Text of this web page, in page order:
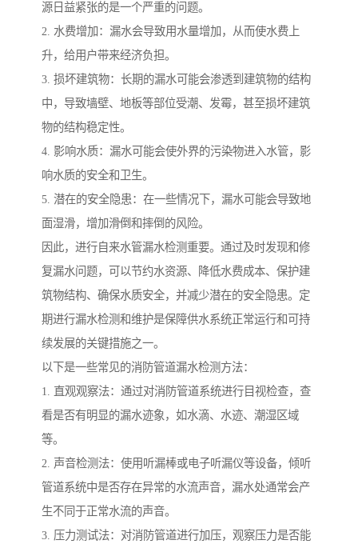
源日益紧张的是一个严重的问题。
2. 水费增加：漏水会导致用水量增加，从而使水费上
升，给用户带来经济负担。
3. 损坏建筑物：长期的漏水可能会渗透到建筑物的结构
中，导致墙壁、地板等部位受潮、发霉，甚至损坏建筑
物的结构稳定性。
4. 影响水质：漏水可能会使外界的污染物进入水管，影
响水质的安全和卫生。
5. 潜在的安全隐患：在一些情况下，漏水可能会导致地
面湿滑，增加滑倒和摔倒的风险。
因此，进行自来水管漏水检测重要。通过及时发现和修
复漏水问题，可以节约水资源、降低水费成本、保护建
筑物结构、确保水质安全，并减少潜在的安全隐患。定
期进行漏水检测和维护是保障供水系统正常运行和可持
续发展的关键措施之一。
以下是一些常见的消防管道漏水检测方法：
1. 直观观察法：通过对消防管道系统进行目视检查，查
看是否有明显的漏水迹象，如水滴、水迹、潮湿区域
等。
2. 声音检测法：使用听漏棒或电子听漏仪等设备，倾听
管道系统中是否存在异常的水流声音，漏水处通常会产
生不同于正常水流的声音。
3. 压力测试法：对消防管道进行加压，观察压力是否能